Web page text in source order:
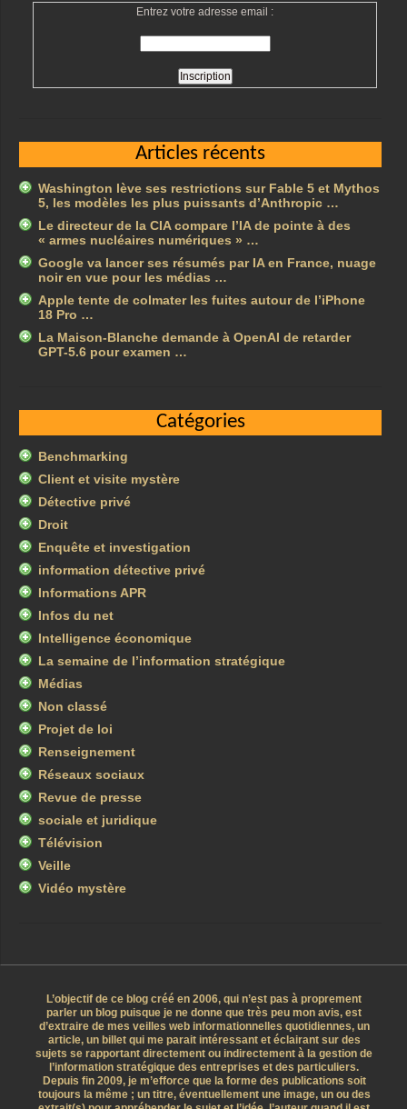
Entrez votre adresse email :
Articles récents
Washington lève ses restrictions sur Fable 5 et Mythos
5, les modèles les plus puissants d’Anthropic …
Le directeur de la CIA compare l’IA de pointe à des
« armes nucléaires numériques » …
Google va lancer ses résumés par IA en France, nuage
noir en vue pour les médias …
Apple tente de colmater les fuites autour de l’iPhone
18 Pro …
La Maison-Blanche demande à OpenAI de retarder
GPT-5.6 pour examen …
Catégories
Benchmarking
Client et visite mystère
Détective privé
Droit
Enquête et investigation
information détective privé
Informations APR
Infos du net
Intelligence économique
La semaine de l’information stratégique
Médias
Non classé
Projet de loi
Renseignement
Réseaux sociaux
Revue de presse
sociale et juridique
Télévision
Veille
Vidéo mystère
L’objectif de ce blog créé en 2006, qui n’est pas à proprement
parler un blog puisque je ne donne que très peu mon avis, est
d’extraire de mes veilles web informationnelles quotidiennes, un
article, un billet qui me parait intéressant et éclairant sur des
sujets se rapportant directement ou indirectement à la gestion de
l’information stratégique des entreprises et des particuliers.
Depuis fin 2009, je m’efforce que la forme des publications soit
toujours la même ; un titre, éventuellement une image, un ou des